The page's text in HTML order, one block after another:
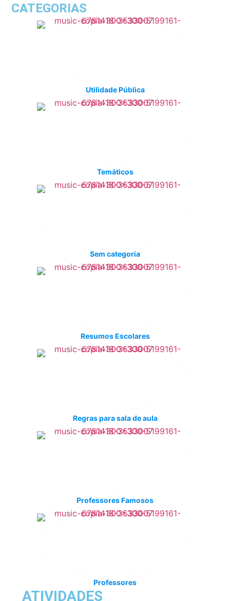
CATEGORIAS
Utilidade Pública
Temáticos
Sem categoria
Resumos Escolares
Regras para sala de aula
Professores Famosos
Professores
ATIVIDADES